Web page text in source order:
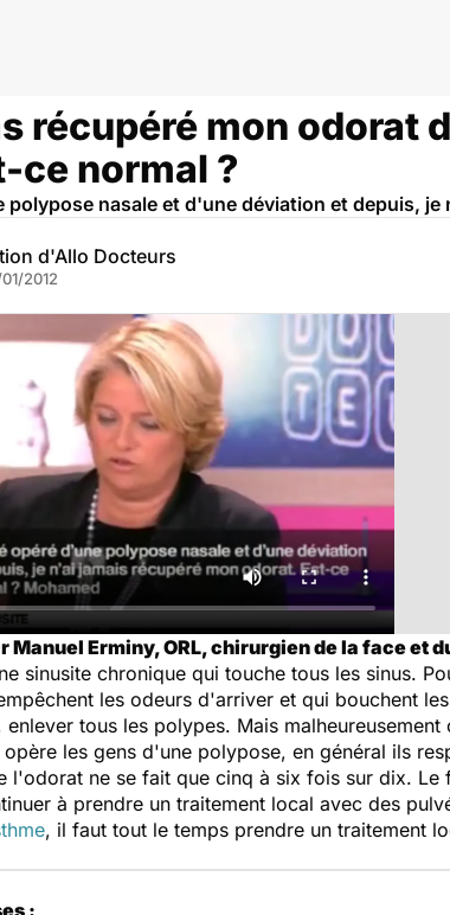
récupéré mon odorat
ce normal ?
polypose nasale et d'une déviation et depuis,
d'Allo Docteurs
2012
Manuel Erminy, ORL, chirurgien de la face et
sinusite chronique qui touche tous les sinus.
les odeurs d'arriver et qui bouchent
tous les polypes. Mais
les gens d'une polypose, en général ils
l'odorat ne se fait que cinq à six fois sur dix. Le
à prendre un traitement local avec des
, il faut tout le temps prendre un traitement
: